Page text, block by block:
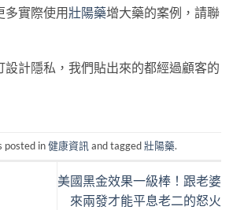
多實際使用壯陽藥增大藥的案例，請聯
設計隱私，我們貼出來的都經過顧客的
posted in健康資訊and tagged壯陽藥.
美國黑金效果一級棒！跟老婆
來兩發才能平息老二的怒火